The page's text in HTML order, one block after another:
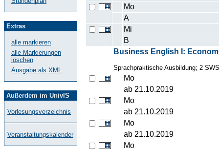
Extras
alle markieren
alle Markierungen
löschen
Ausgabe als XML
Außerdem im UnivIS
Vorlesungsverzeichnis
Veranstaltungskalender
Mo
A
Mi
B
Business English I:
Sprachpraktische Ausbildung; 2
Mo
ab 21.10.2019
Mo
ab 21.10.2019
Mo
ab 21.10.2019
Mo